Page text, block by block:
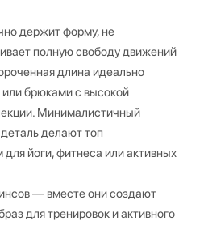
держит форму, не
полную свободу движений
длина идеально
брюками с высокой
Минималистичный
делают топ
йоги, фитнеса или активных
— вместе они создают
для тренировок и активного